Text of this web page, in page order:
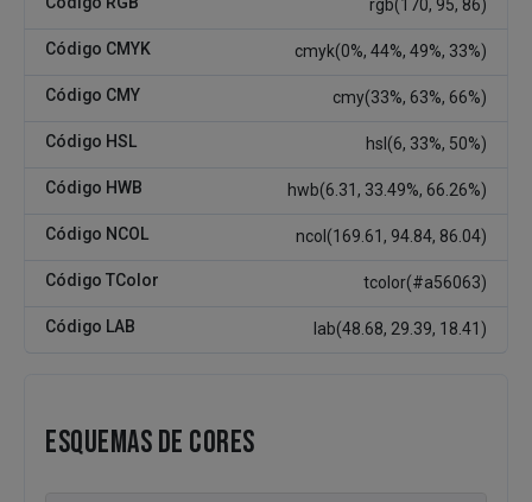
rgb(170, 95, 86)
Código CMYK cmyk(0%, 44%, 49%, 33%)
Código CMY cmy(33%, 63%, 66%)
Código HSL hsl(6, 33%, 50%)
Código HWB hwb(6.31, 33.49%, 66.26%)
Código NCOL ncol(169.61, 94.84, 86.04)
Código TColor tcolor(#a56063)
Código LAB lab(48.68, 29.39, 18.41)
ESQUEMAS DE CORES